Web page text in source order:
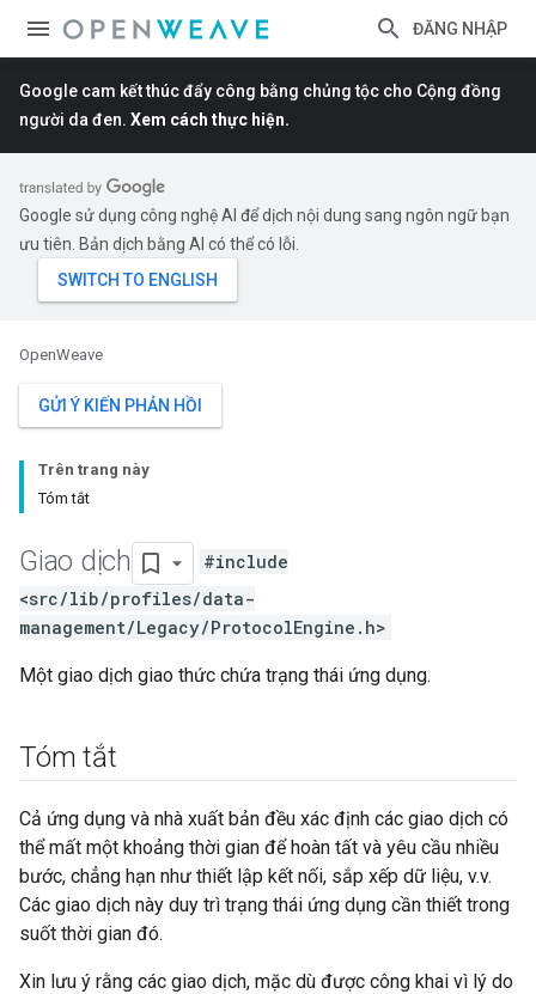
ĐĂNG NHẬP
Google cam kết thúc đẩy công bằng chủng tộc cho Cộng đồng
người da đen. Xem cách thực hiện.
Google sử dụng công nghệ AI để dịch nội dung sang ngôn ngữ bạn
ưu tiên. Bản dịch bằng AI có thể có lỗi.
OpenWeave
GỬI Ý KIẾN PHẢN HỒI
Trên trang này
Tóm tắt
Giao dịch
#include
<src/lib/profiles/data-
management/Legacy/ProtocolEngine.h>
Một giao dịch giao thức chứa trạng thái ứng dụng.
Tóm tắt
Cả ứng dụng và nhà xuất bản đều xác định các giao dịch có
thể mất một khoảng thời gian để hoàn tất và yêu cầu nhiều
bước, chẳng hạn như thiết lập kết nối, sắp xếp dữ liệu, v.v.
Các giao dịch này duy trì trạng thái ứng dụng cần thiết trong
suốt thời gian đó.
Xin lưu ý rằng các giao dịch, mặc dù được công khai vì lý do